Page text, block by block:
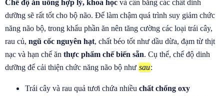
Chế độ ăn uống hợp lý, khoa học và cân bằng các chất dinh
dưỡng sẽ rất tốt cho bộ não. Để làm chậm quá trình suy giảm chức
năng não bộ, trong khẩu phần ăn nên tăng cường các loại trái cây,
rau củ, ngũ cốc nguyên hạt, chất béo tốt như dầu dừa, đạm từ thịt
nạc và hạn chế ăn thực phẩm chế biến sẵn. Cụ thể, chế độ dinh
dưỡng để cải thiện chức năng não bộ như sau:
Trái cây và rau quả tươi chứa nhiều chất chống oxy